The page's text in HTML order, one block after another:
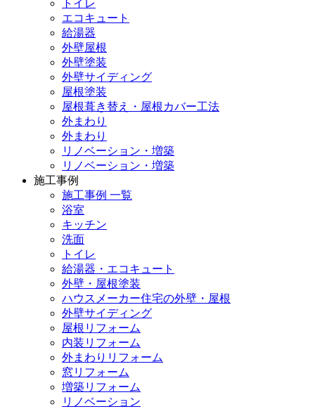
トイレ
エコキュート
給湯器
外壁屋根
外壁塗装
外壁サイディング
屋根塗装
屋根葺き替え・屋根カバー工法
外まわり
外まわり
リノベーション・増築
リノベーション・増築
施工事例
施工事例 一覧
浴室
キッチン
洗面
トイレ
給湯器・エコキュート
外壁・屋根塗装
ハウスメーカー住宅の外壁・屋根
外壁サイディング
屋根リフォーム
内装リフォーム
外まわりリフォーム
窓リフォーム
増築リフォーム
リノベーション